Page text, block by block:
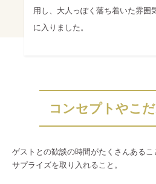
用し、大人っぽく落ち着いた雰囲
に入りました。
コンセプトやこ
ゲストとの歓談の時間がたくさんあるこ
サプライズを取り入れること。